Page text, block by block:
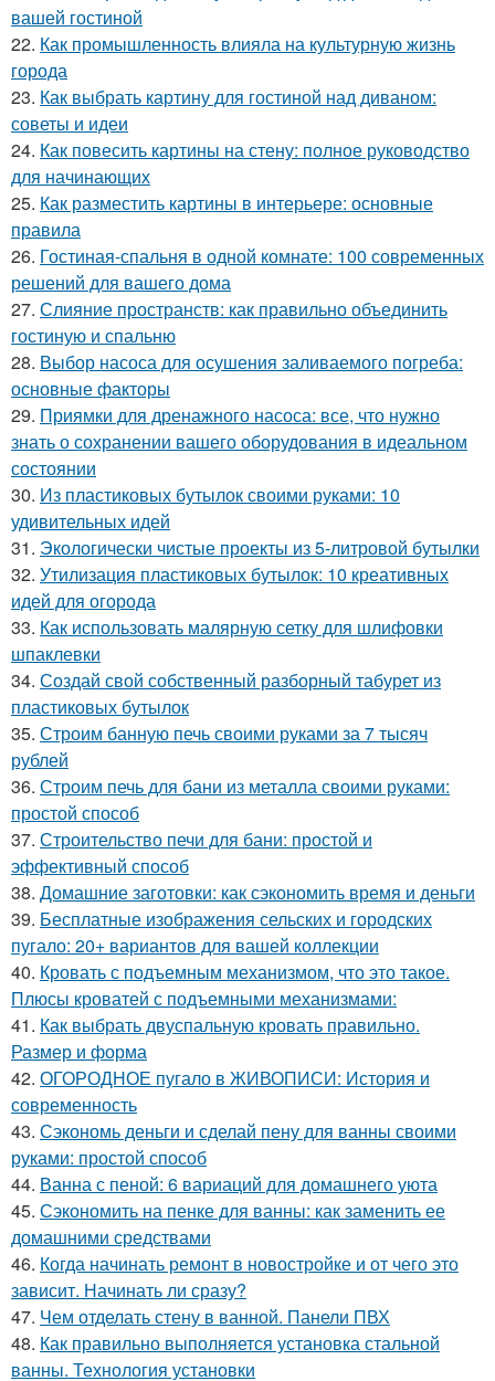
вашей гостиной
22. Как промышленность влияла на культурную жизнь
города
23. Как выбрать картину для гостиной над диваном:
советы и идеи
24. Как повесить картины на стену: полное руководство
для начинающих
25. Как разместить картины в интерьере: основные
правила
26. Гостиная-спальня в одной комнате: 100 современных
решений для вашего дома
27. Слияние пространств: как правильно объединить
гостиную и спальню
28. Выбор насоса для осушения заливаемого погреба:
основные факторы
29. Приямки для дренажного насоса: все, что нужно
знать о сохранении вашего оборудования в идеальном
состоянии
30. Из пластиковых бутылок своими руками: 10
удивительных идей
31. Экологически чистые проекты из 5-литровой бутылки
32. Утилизация пластиковых бутылок: 10 креативных
идей для огорода
33. Как использовать малярную сетку для шлифовки
шпаклевки
34. Создай свой собственный разборный табурет из
пластиковых бутылок
35. Строим банную печь своими руками за 7 тысяч
рублей
36. Строим печь для бани из металла своими руками:
простой способ
37. Строительство печи для бани: простой и
эффективный способ
38. Домашние заготовки: как сэкономить время и деньги
39. Бесплатные изображения сельских и городских
пугало: 20+ вариантов для вашей коллекции
40. Кровать с подъемным механизмом, что это такое.
Плюсы кроватей с подъемными механизмами:
41. Как выбрать двуспальную кровать правильно.
Размер и форма
42. ОГОРОДНОЕ пугало в ЖИВОПИСИ: История и
современность
43. Сэкономь деньги и сделай пену для ванны своими
руками: простой способ
44. Ванна с пеной: 6 вариаций для домашнего уюта
45. Сэкономить на пенке для ванны: как заменить ее
домашними средствами
46. Когда начинать ремонт в новостройке и от чего это
зависит. Начинать ли сразу?
47. Чем отделать стену в ванной. Панели ПВХ
48. Как правильно выполняется установка стальной
ванны. Технология установки